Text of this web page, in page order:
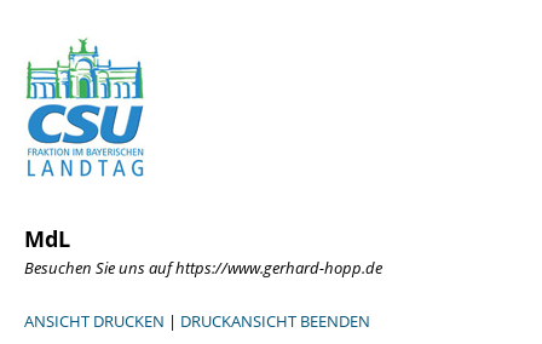
MdL
Besuchen Sie uns auf https://www.gerhard-hopp.de
ANSICHT DRUCKEN | DRUCKANSICHT BEENDEN